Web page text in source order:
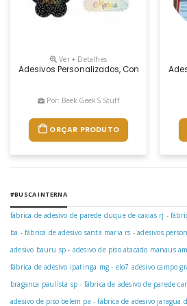
Ver + Detalhes
Adesivos Personalizados,
Por: Beek Geek S Stuff
ORÇAR PRODUTO
#BUSCA INTERNA
fábrica de adesivo de parede duque de caxias rj -
ba -fábrica de adesivo santa maria rs -adesivos
adesivo bauru sp - adesivo de piso atacado manaus am
fábrica de adesivo ipatinga mg - elo7 adesivo campo
braganca paulista sp - fábrica de adesivo de parede
adesivo de piso belem pa -fábrica de adesivo jaragua